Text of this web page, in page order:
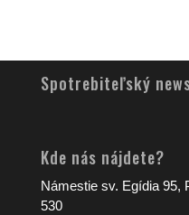
Spotrebiteľský
Kde nás nájdete?
Námestie sv. Egídia 95,
530